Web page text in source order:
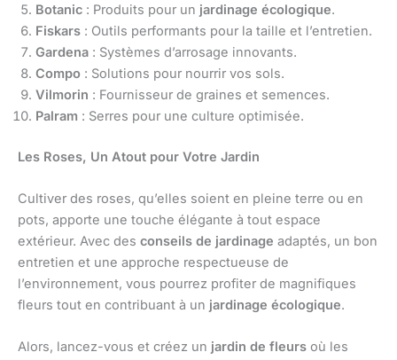
Botanic : Produits pour un jardinage écologique.
Fiskars : Outils performants pour la taille et l’entretien.
Gardena : Systèmes d’arrosage innovants.
Compo : Solutions pour nourrir vos sols.
Vilmorin : Fournisseur de graines et semences.
Palram : Serres pour une culture optimisée.
Les Roses, Un Atout pour Votre Jardin
Cultiver des roses, qu’elles soient en pleine terre ou en
pots, apporte une touche élégante à tout espace
extérieur. Avec des conseils de jardinage adaptés, un bon
entretien et une approche respectueuse de
l’environnement, vous pourrez profiter de magnifiques
fleurs tout en contribuant à un jardinage écologique.
Alors, lancez-vous et créez un jardin de fleurs où les